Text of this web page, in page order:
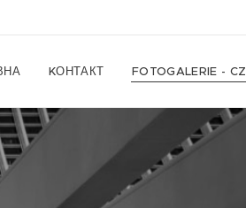
KОНТАКТ FOTOGALERIE - CZ